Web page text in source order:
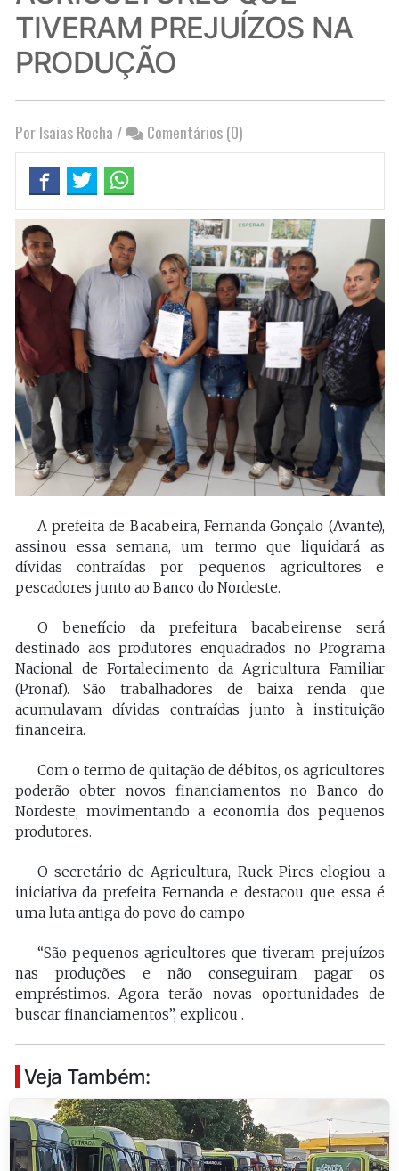
TIVERAM PREJUÍZOS NA
PRODUÇÃO
Por Isaias Rocha / Comentários (0)
A prefeita de Bacabeira, Fernanda Gonçalo (Avante),
assinou essa semana, um termo que liquidará as
dívidas contraídas por pequenos agricultores e
pescadores junto ao Banco do Nordeste.
O benefício da prefeitura bacabeirense será
destinado aos produtores enquadrados no Programa
Nacional de Fortalecimento da Agricultura Familiar
(Pronaf). São trabalhadores de baixa renda que
acumulavam dívidas contraídas junto à instituição
financeira.
Com o termo de quitação de débitos, os agricultores
poderão obter novos financiamentos no Banco do
Nordeste, movimentando a economia dos pequenos
produtores.
O secretário de Agricultura, Ruck Pires elogiou a
iniciativa da prefeita Fernanda e destacou que essa é
uma luta antiga do povo do campo
“São pequenos agricultores que tiveram prejuízos
nas produções e não conseguiram pagar os
empréstimos. Agora terão novas oportunidades de
buscar financiamentos”, explicou .
Veja Também: